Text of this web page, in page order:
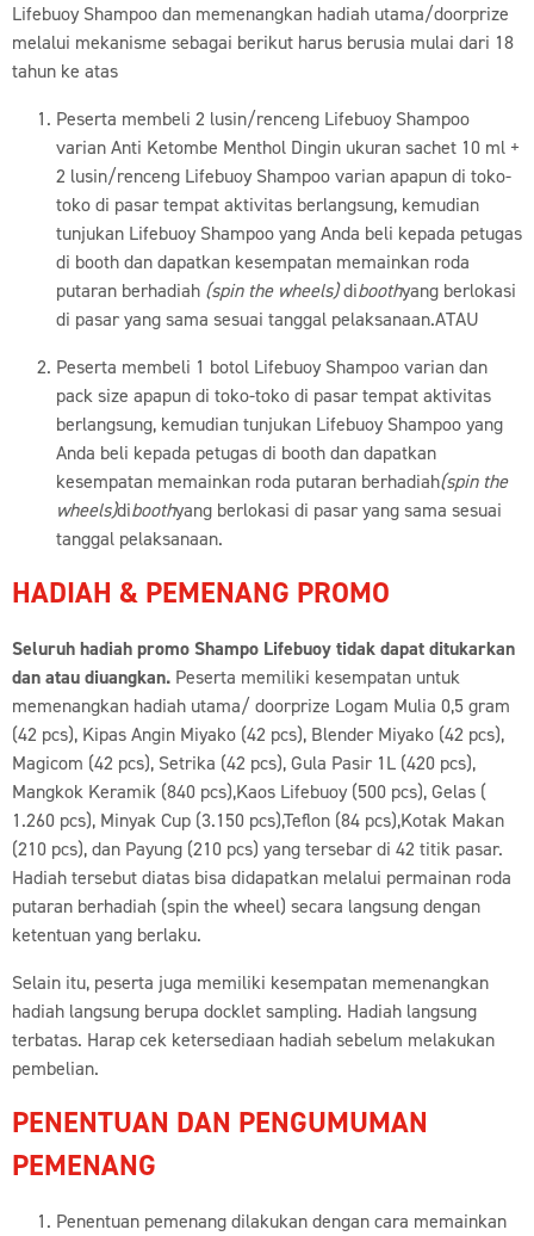
Lifebuoy Shampoo dan memenangkan hadiah utama/doorprize
melalui mekanisme sebagai berikut harus berusia mulai dari 18
tahun ke atas
Peserta membeli 2 lusin/renceng Lifebuoy Shampoo
varian Anti Ketombe Menthol Dingin ukuran sachet 10 ml +
2 lusin/renceng Lifebuoy Shampoo varian apapun di toko-
toko di pasar tempat aktivitas berlangsung, kemudian
tunjukan Lifebuoy Shampoo yang Anda beli kepada petugas
di booth dan dapatkan kesempatan memainkan roda
putaran berhadiah (spin the wheels)diboothyang berlokasi
di pasar yang sama sesuai tanggal pelaksanaan.ATAU
Peserta membeli 1 botol Lifebuoy Shampoo varian dan
pack size apapun di toko-toko di pasar tempat aktivitas
berlangsung, kemudian tunjukan Lifebuoy Shampoo yang
Anda beli kepada petugas di booth dan dapatkan
kesempatan memainkan roda putaran berhadiah(spin the
wheels)diboothyang berlokasi di pasar yang sama sesuai
tanggal pelaksanaan.
HADIAH & PEMENANG PROMO
Seluruh hadiah promo Shampo Lifebuoy tidak dapat ditukarkan
dan atau diuangkan. Peserta memiliki kesempatan untuk
memenangkan hadiah utama/ doorprize Logam Mulia 0,5 gram
(42 pcs), Kipas Angin Miyako (42 pcs), Blender Miyako (42 pcs),
Magicom (42 pcs), Setrika (42 pcs), Gula Pasir 1L (420 pcs),
Mangkok Keramik (840 pcs),Kaos Lifebuoy (500 pcs), Gelas (
1.260 pcs), Minyak Cup (3.150 pcs),Teflon (84 pcs),Kotak Makan
(210 pcs), dan Payung (210 pcs) yang tersebar di 42 titik pasar.
Hadiah tersebut diatas bisa didapatkan melalui permainan roda
putaran berhadiah (spin the wheel) secara langsung dengan
ketentuan yang berlaku.
Selain itu, peserta juga memiliki kesempatan memenangkan
hadiah langsung berupa docklet sampling. Hadiah langsung
terbatas. Harap cek ketersediaan hadiah sebelum melakukan
pembelian.
PENENTUAN DAN PENGUMUMAN
PEMENANG
Penentuan pemenang dilakukan dengan cara memainkan